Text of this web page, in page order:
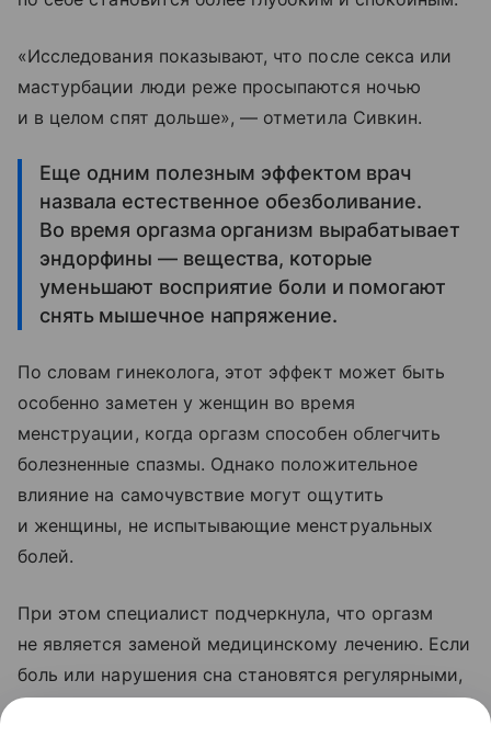
«Исследования показывают, что после секса или
мастурбации люди реже просыпаются ночью
и в целом спят дольше», — отметила Сивкин.
Еще одним полезным эффектом врач
назвала естественное обезболивание.
Во время оргазма организм вырабатывает
эндорфины — вещества, которые
уменьшают восприятие боли и помогают
снять мышечное напряжение.
По словам гинеколога, этот эффект может быть
особенно заметен у женщин во время
менструации, когда оргазм способен облегчить
болезненные спазмы. Однако положительное
влияние на самочувствие могут ощутить
и женщины, не испытывающие менструальных
болей.
При этом специалист подчеркнула, что оргазм
не является заменой медицинскому лечению. Если
боль или нарушения сна становятся регулярными,
необходимо обратиться к врачу, чтобы выяснить